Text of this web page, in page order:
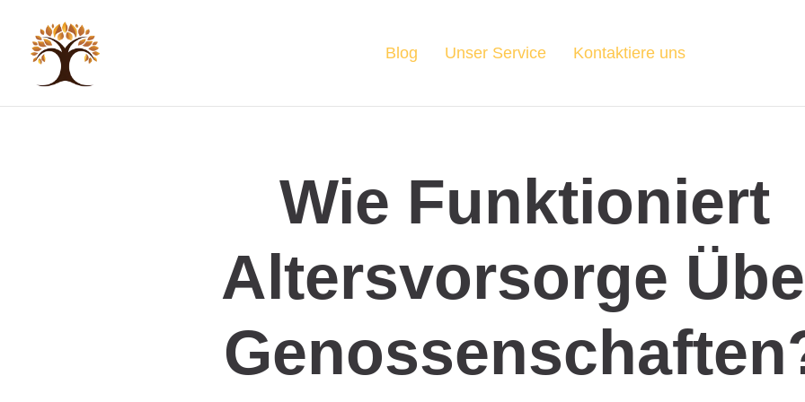
Blog Unser Service Kontaktiere uns
Wie Funktioniert
Altersvorsorge